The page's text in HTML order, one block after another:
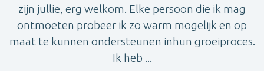
zijn jullie, erg welkom. Elke persoon die ik mag
ontmoeten probeer ik zo warm mogelijk en op
maat te kunnen ondersteunen inhun groeiproces.
Ik heb ...